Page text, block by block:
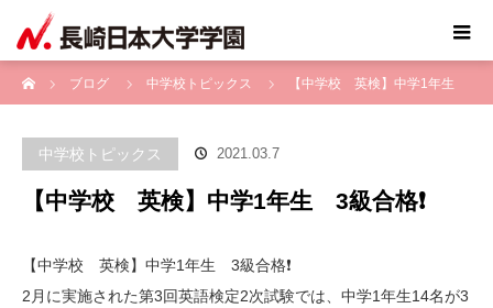
ブログ
中学校トピックス 【中学校 英検】中学1年生
中学校トピックス 2021.03.7
【中学校 英検】中学1年生 3級合格❗️
【中学校 英検】中学1年生 3級合格❗️
2月に実施された第3回英語検定2次試験では、中学1年生14名が3